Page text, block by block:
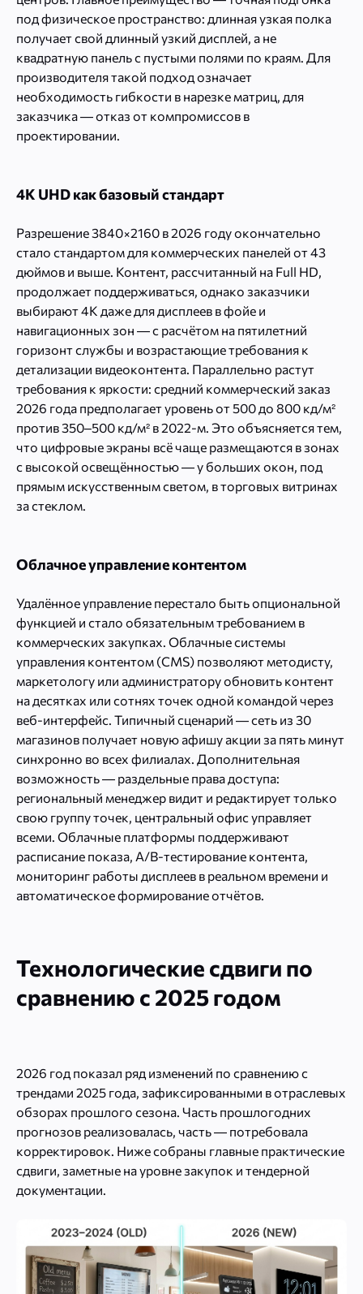
под физическое пространство: длинная узкая полка
получает свой длинный узкий дисплей, а не
квадратную панель с пустыми полями по краям. Для
производителя такой подход означает
необходимость гибкости в нарезке матриц, для
заказчика — отказ от компромиссов в
проектировании.
4K UHD как базовый стандарт
Разрешение 3840×2160 в 2026 году окончательно
стало стандартом для коммерческих панелей от 43
дюймов и выше. Контент, рассчитанный на Full HD,
продолжает поддерживаться, однако заказчики
выбирают 4K даже для дисплеев в фойе и
навигационных зон — с расчётом на пятилетний
горизонт службы и возрастающие требования к
детализации видеоконтента. Параллельно растут
требования к яркости: средний коммерческий заказ
2026 года предполагает уровень от 500 до 800 кд/м²
против 350–500 кд/м² в 2022-м. Это объясняется тем,
что цифровые экраны всё чаще размещаются в зонах
с высокой освещённостью — у больших окон, под
прямым искусственным светом, в торговых витринах
за стеклом.
Облачное управление контентом
Удалённое управление перестало быть опциональной
функцией и стало обязательным требованием в
коммерческих закупках. Облачные системы
управления контентом (CMS) позволяют методисту,
маркетологу или администратору обновить контент
на десятках или сотнях точек одной командой через
веб-интерфейс. Типичный сценарий — сеть из 30
магазинов получает новую афишу акции за пять минут
синхронно во всех филиалах. Дополнительная
возможность — раздельные права доступа:
региональный менеджер видит и редактирует только
свою группу точек, центральный офис управляет
всеми. Облачные платформы поддерживают
расписание показа, A/B-тестирование контента,
мониторинг работы дисплеев в реальном времени и
автоматическое формирование отчётов.
Технологические сдвиги по
сравнению с 2025 годом
2026 год показал ряд изменений по сравнению с
трендами 2025 года, зафиксированными в отраслевых
обзорах прошлого сезона. Часть прошлогодних
прогнозов реализовалась, часть — потребовала
корректировок. Ниже собраны главные практические
сдвиги, заметные на уровне закупок и тендерной
документации.